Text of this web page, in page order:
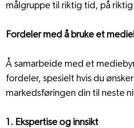
målgruppe til riktig tid, på
Fordeler med å bruke et
Å samarbeide med et
fordeler, spesielt hvis du
markedsføringen din til neste
1. Ekspertise og innsikt